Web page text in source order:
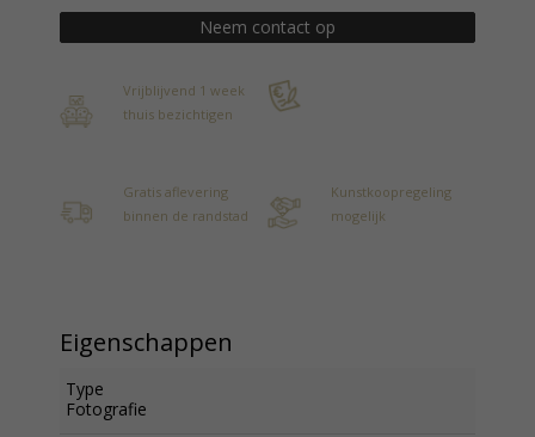
Neem contact op
Vrijblijvend 1 week
thuis bezichtigen
Gratis aflevering
binnen de randstad
Kunstkoopregeling
mogelijk
Eigenschappen
Type
Fotografie